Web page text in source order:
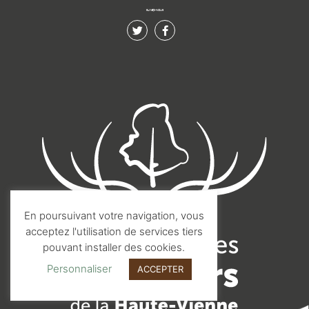
SUIVEZ-NOUS
En poursuivant votre navigation, vous
acceptez l'utilisation de services tiers
pouvant installer des cookies.
Personnaliser
ACCEPTER